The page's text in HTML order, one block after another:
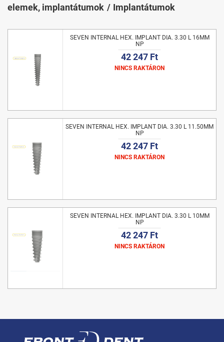
elemek, implantátumok
Implantátumok
SEVEN INTERNAL HEX. IMPLANT DIA. 3.30 L 16MM
NP
42 247 Ft
NINCS RAKTÁRON
SEVEN INTERNAL HEX. IMPLANT DIA. 3.30 L 11.50MM
NP
42 247 Ft
NINCS RAKTÁRON
SEVEN INTERNAL HEX. IMPLANT DIA. 3.30 L 10MM
NP
42 247 Ft
NINCS RAKTÁRON